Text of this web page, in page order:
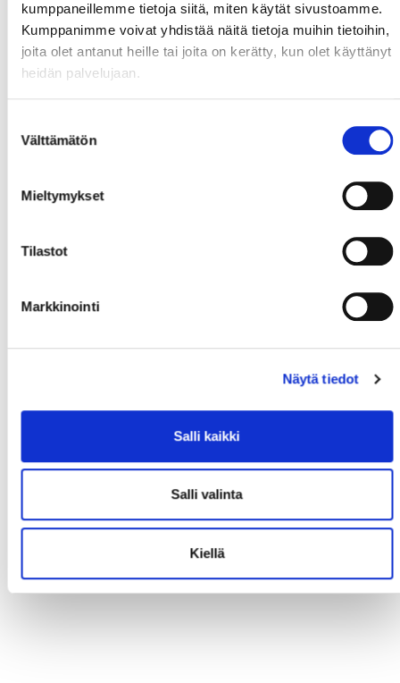
kumppaneillemme tietoja siitä, miten käytät sivustoamme.
Kumppanimme voivat yhdistää näitä tietoja muihin tietoihin,
joita olet antanut heille tai joita on kerätty, kun olet käyttänyt
heidän palvelujaan.
valinta
Välttämätön
Mieltymykset
Tilastot
Markkinointi
Näytä tiedot
Salli kaikki
Salli valinta
Kiellä